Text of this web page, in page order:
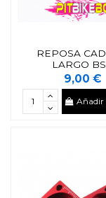
REPOSA
LARGO
9,00 €
Añadir